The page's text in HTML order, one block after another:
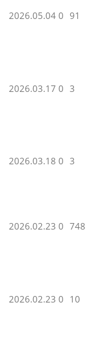
2026.05.04 0 91
2026.03.17 0 3
2026.03.18 0 3
2026.02.23 0 748
2026.02.23 0 10